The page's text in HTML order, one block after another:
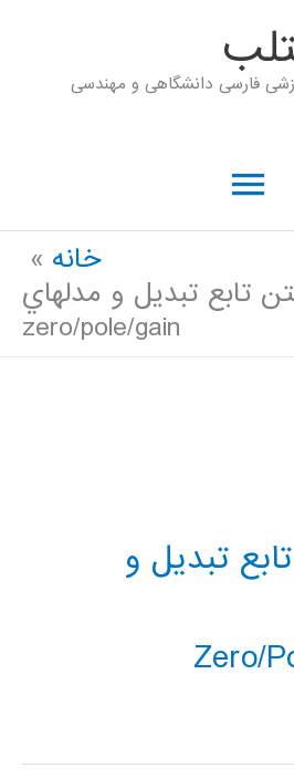
فارسی دانشگاهی و مهندسی
فهرست
خانه
تابع تبديل و مدلهاي
zero/pole/gain
تبديل و
Zero/